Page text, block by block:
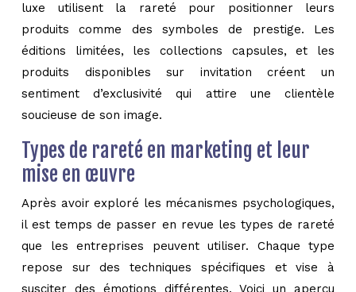
luxe utilisent la rareté pour positionner leurs
produits comme des symboles de prestige. Les
éditions limitées, les collections capsules, et les
produits disponibles sur invitation créent un
sentiment d’exclusivité qui attire une clientèle
soucieuse de son image.
Types de rareté en marketing et leur
mise en œuvre
Après avoir exploré les mécanismes psychologiques,
il est temps de passer en revue les types de rareté
que les entreprises peuvent utiliser. Chaque type
repose sur des techniques spécifiques et vise à
susciter des émotions différentes. Voici un aperçu